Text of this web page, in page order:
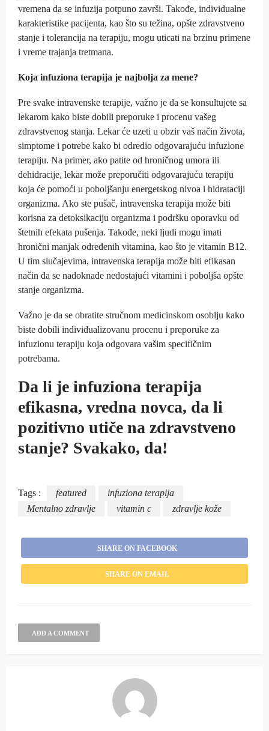
vremena da se infuzija potpuno završi. Takođe, individualne
karakteristike pacijenta, kao što su težina, opšte zdravstveno
stanje i tolerancija na terapiju, mogu uticati na brzinu primene
i vreme trajanja tretmana.
Koja infuziona terapija je najbolja za mene?
Pre svake intravenske terapije, važno je da se konsultujete sa
lekarom kako biste dobili preporuke i procenu vašeg
zdravstvenog stanja. Lekar će uzeti u obzir vaš način života,
simptome i potrebe kako bi odredio odgovarajuću infuzione
terapiju. Na primer, ako patite od hroničnog umora ili
dehidracije, lekar može preporučiti odgovarajuću terapiju
koja će pomoći u poboljšanju energetskog nivoa i hidrataciji
organizma. Ako ste pušač, intravenska terapija može biti
korisna za detoksikaciju organizma i podršku oporavku od
štetnih efekata pušenja. Takođe, neki ljudi mogu imati
hronični manjak određenih vitamina, kao što je vitamin B12.
U tim slučajevima, intravenska terapija može biti efikasan
način da se nadoknade nedostajući vitamini i poboljša opšte
stanje organizma.
Važno je da se obratite stručnom medicinskom osoblju kako
biste dobili individualizovanu procenu i preporuke za
infuzionu terapiju koja odgovara vašim specifičnim
potrebama.
Da li je infuziona terapija
efikasna, vredna novca, da li
pozitivno utiče na zdravstveno
stanje? Svakako, da!
Tags : featured
infuziona terapija
Mentalno zdravlje
vitamin c zdravlje kože
SHARE ON FACEBOOK
SHARE ON EMAIL
ADD A COMMENT